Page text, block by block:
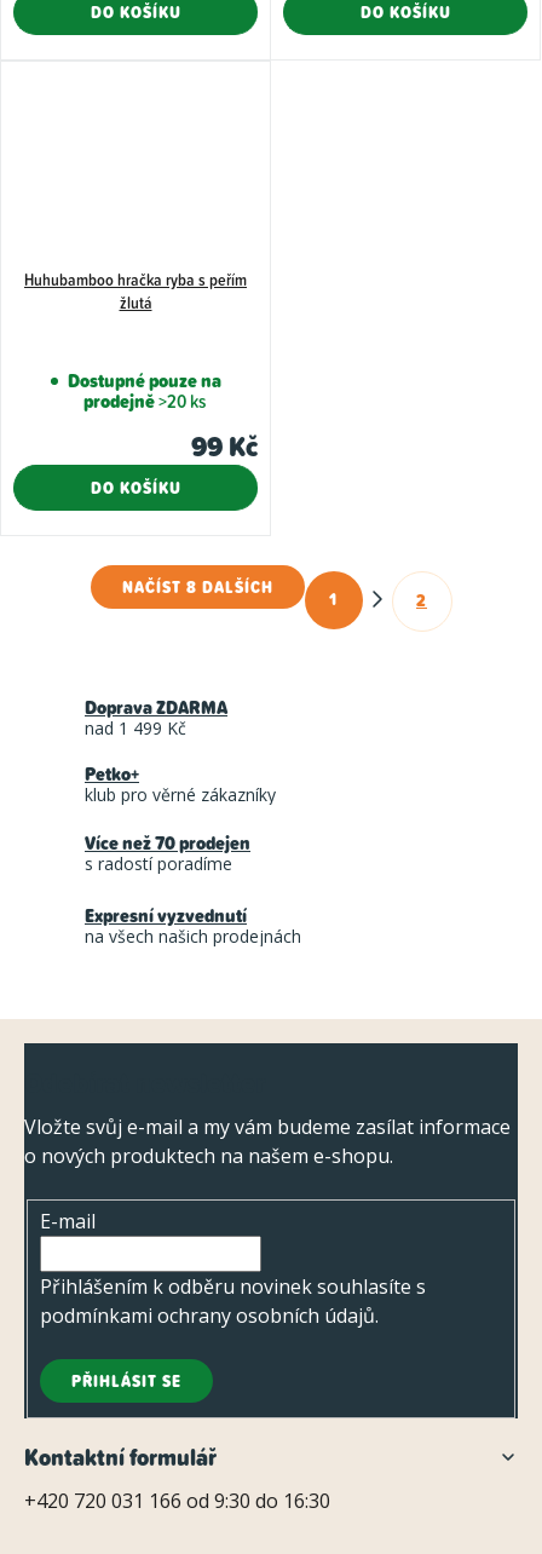
DO KOŠÍKU DO KOŠÍKU
Huhubamboo hračka ryba s peřím
žlutá
Dostupné pouze na
prodejně>20 ks
99 Kč
DO KOŠÍKU
O
a
c
r
v
y
v
p
i
s
NAČÍST 8 DALŠÍCH
S
1 2
Doprava ZDARMA
nad 1 499 Kč
Petko+
klub pro věrné zákazníky
Více než 70 prodejen
s radostí poradíme
Expresní vyzvednutí
na všech našich prodejnách
Vložte svůj e-mail a my vám budeme zasílat informace
o nových produktech na našem e-shopu.
E-mail
Přihlášením k odběru novinek souhlasíte s
podmínkami ochrany osobních údajů.
PŘIHLÁSIT SE
Kontaktní formulář
+420 720 031 166 od 9:30 do 16:30